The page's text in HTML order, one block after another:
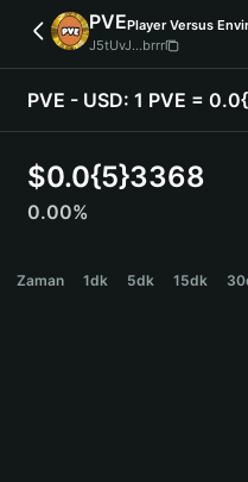
简体中文
繁體中文
Português (Portugal)
Bahasa Indonesia
ภาษาไทย
Español
Español (Argentina)
PVE
J5tUvJ...brrr
PVE - USD: 1 PVE =
$0.0{5}3368
0.00%
Zaman 1dk 5dk 15dk